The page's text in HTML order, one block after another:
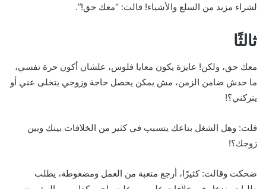
لشراء مزيد من السلع والأشياء! قالت: “معك حق!”.
ثالثًا
معك حق، ولكن! عايزة يكون معايا فلوس، علشان أكون حرة نفسي،
ما حدش ضامن الزمن، مش يمكن يحصل حاجة وزوجي يتخلى عني أو
يتركني؟!
قلت: وهل الشغل بتاعك يتسبب في كثير من الخلافات بينك وبين
زوجك؟!
ضحكت وقالت: كثيرًا، أرجع متعبة من العمل ومضغوطة، يطلب